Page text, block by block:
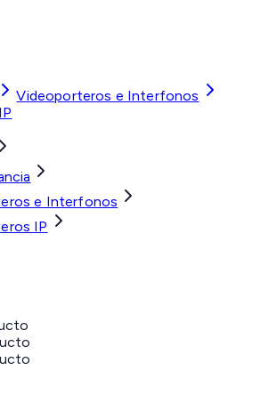
Videoporteros e Interfonos
e Interfonos
IP